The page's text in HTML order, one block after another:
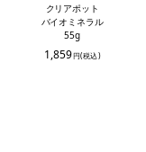
クリアポット
バイオミネラル
55g
1,859円(税込)